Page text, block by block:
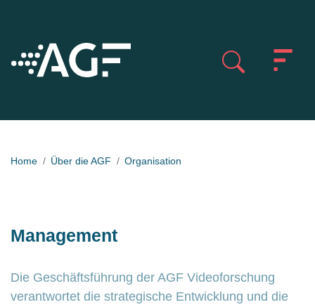
Home Über die AGF Organisation
Management
Die Geschäftsführung der AGF Videoforschung
verantwortet die strategische Entwicklung und die